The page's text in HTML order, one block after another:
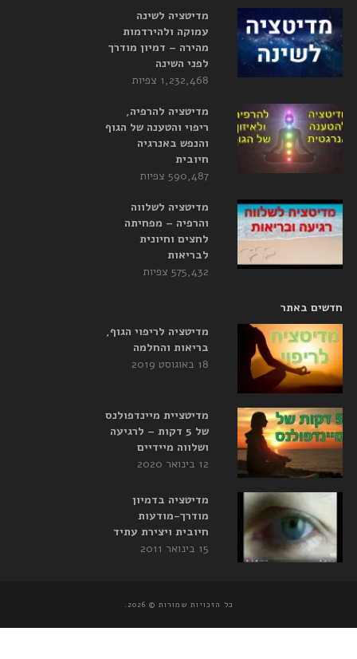
מדיטציה לשינה
עמוקה ולהירדמות
מהירה – דמיון מודרך
לפני השינה
1,232,468 צפיות
מדיטציה להרפיה,
ריפוי והטענה של הגוף
והנפש באנרגיה
חיובית
590,487 צפיות
מדיטציה לשלווה
והרפיה – מפחיתה
לחצים וחיונית
לבריאות
575,432 צפיות
חדשים באתר
מדיטציה לריפוי הגוף,
בריאות והחלמה
18 באוגוסט 2019
מדיטציית מיינדפולנס
של 5 דקות – לרגיעה
ושלווה מיידיים
12 בינואר 2020
מדיטציה בדמיון
מודרך-מודעות
חיובית ויצירת עתיד
15 בינואר 2011
כל הזכויות שמורות © 2026.